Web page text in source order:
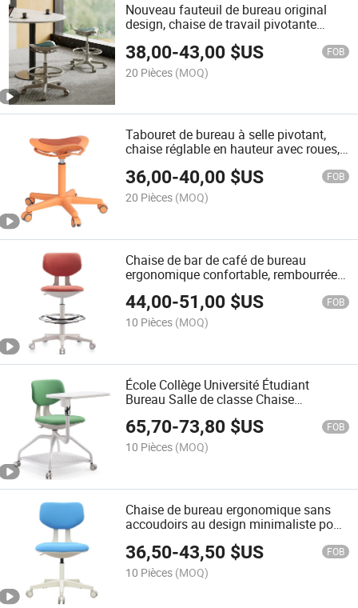
Nouveau fauteuil de bureau original
design, chaise de travail pivotante
colorés, chaise de bureau ergonomique
38,00-43,00 $US FOB
20 Pièces (MOQ)
Tabouret de bureau à selle pivotant,
chaise réglable en hauteur avec roues,
tabouret de selle roulant ergonomique
avec siège hydraulique
36,00-40,00 $US FOB
20 Pièces (MOQ)
Chaise de bar de café de bureau
ergonomique confortable, rembourrée
en tissu, tabouret de bar haut, chaise de
réunion de bureau
44,00-51,00 $US FOB
10 Pièces (MOQ)
École Collège Université Étudiant
Bureau Salle de classe Chaise
Ergonomique Bureau de réunion Salle
de conférence Chaise de formation
avec table d'écriture
65,70-73,80 $US FOB
10 Pièces (MOQ)
Chaise de bureau ergonomique sans
accoudoirs au design minimaliste pour
de tâche en tissu pivotante
36,50-43,50 $US FOB
10 Pièces (MOQ)